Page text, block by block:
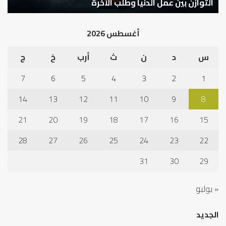
أغسطس 2026
س
د ن ث أرب خ
ج
1
2
3
4
5
6
7
8
9
10
11
12
13
14
15
16
17
18
19
20
21
22
23
24
25
26
27
28
29
30
31
« يوليو
الجديد